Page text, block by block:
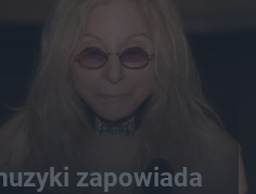
zapowiada